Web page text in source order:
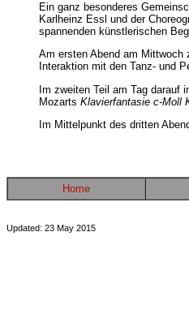
Ein ganz besonderes
Karlheinz Essl und der
spannenden künstlerischen
Am ersten Abend am Mittwoch
Interaktion mit den Tanz- und
Im zweiten Teil am Tag darauf
Mozarts Klavierfantasie c-Moll
Im Mittelpunkt des dritten
Home
Updated: 23 May 2015